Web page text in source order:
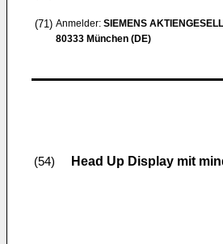
(71) Anmelder: SIEMENS
80333 München (DE)
(54) Head Up Display mit